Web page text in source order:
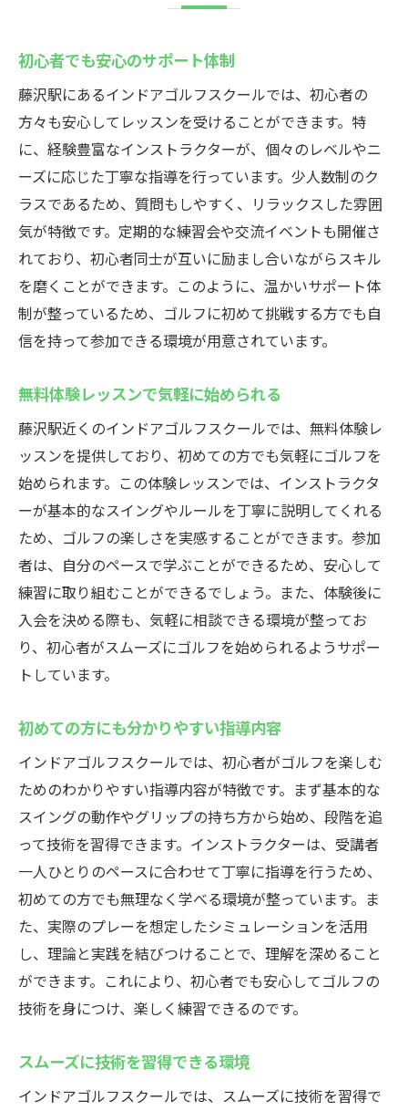
初心者でも安心のサポート体制
藤沢駅にあるインドアゴルフスクールでは、初心者の
方々も安心してレッスンを受けることができます。特
に、経験豊富なインストラクターが、個々のレベルやニ
ーズに応じた丁寧な指導を行っています。少人数制のク
ラスであるため、質問もしやすく、リラックスした雰囲
気が特徴です。定期的な練習会や交流イベントも開催さ
れており、初心者同士が互いに励まし合いながらスキル
を磨くことができます。このように、温かいサポート体
制が整っているため、ゴルフに初めて挑戦する方でも自
信を持って参加できる環境が用意されています。
無料体験レッスンで気軽に始められる
藤沢駅近くのインドアゴルフスクールでは、無料体験レ
ッスンを提供しており、初めての方でも気軽にゴルフを
始められます。この体験レッスンでは、インストラクタ
ーが基本的なスイングやルールを丁寧に説明してくれる
ため、ゴルフの楽しさを実感することができます。参加
者は、自分のペースで学ぶことができるため、安心して
練習に取り組むことができるでしょう。また、体験後に
入会を決める際も、気軽に相談できる環境が整ってお
り、初心者がスムーズにゴルフを始められるようサポー
トしています。
初めての方にも分かりやすい指導内容
インドアゴルフスクールでは、初心者がゴルフを楽しむ
ためのわかりやすい指導内容が特徴です。まず基本的な
スイングの動作やグリップの持ち方から始め、段階を追
って技術を習得できます。インストラクターは、受講者
一人ひとりのペースに合わせて丁寧に指導を行うため、
初めての方でも無理なく学べる環境が整っています。ま
た、実際のプレーを想定したシミュレーションを活用
し、理論と実践を結びつけることで、理解を深めること
ができます。これにより、初心者でも安心してゴルフの
技術を身につけ、楽しく練習できるのです。
スムーズに技術を習得できる環境
インドアゴルフスクールでは、スムーズに技術を習得で